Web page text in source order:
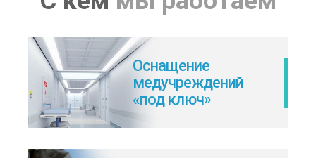
Оснащение
медучреждений
«под ключ»